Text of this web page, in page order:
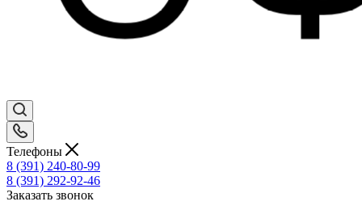
Телефоны
8 (391) 240-80-99
8 (391) 292-92-46
Заказать звонок